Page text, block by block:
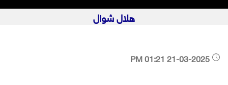
هلال شوال